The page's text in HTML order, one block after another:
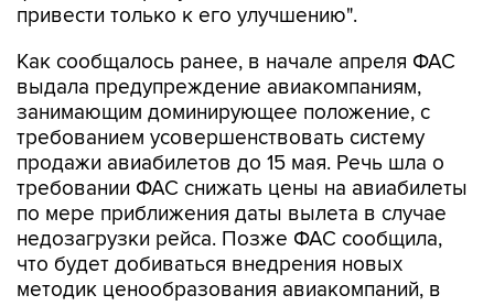
привести только к его улучшению".
Как сообщалось ранее, в начале апреля ФАС
выдала предупреждение авиакомпаниям,
занимающим доминирующее положение, с
требованием усовершенствовать систему
продажи авиабилетов до 15 мая. Речь шла о
требовании ФАС снижать цены на авиабилеты
по мере приближения даты вылета в случае
недозагрузки рейса. Позже ФАС сообщила,
что будет добиваться внедрения новых
методик ценообразования авиакомпаний, в